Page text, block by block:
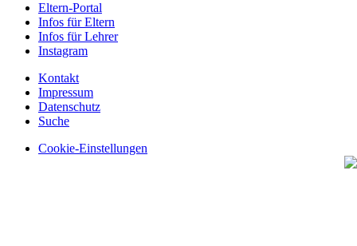
Eltern-Portal
Infos für Eltern
Infos für Lehrer
Instagram
Kontakt
Impressum
Datenschutz
Suche
Cookie-Einstellungen